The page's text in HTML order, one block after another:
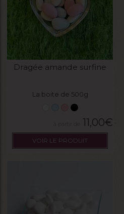
Dragée amande surfine
La boite de 500g
11,00€
VOIR LE PRODUIT